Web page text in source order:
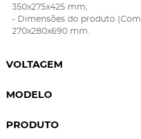
350x275x425 mm;
- Dimensões do produto
270x280x690 mm.
VOLTAGEM
MODELO
PRODUTO